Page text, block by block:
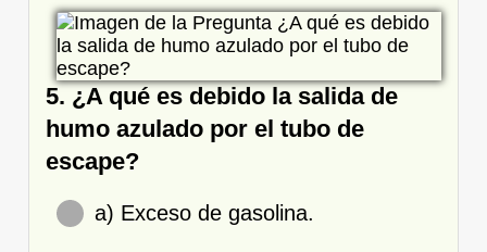
5. ¿A qué es debido la salida de
humo azulado por el tubo de
escape?
a) Exceso de gasolina.